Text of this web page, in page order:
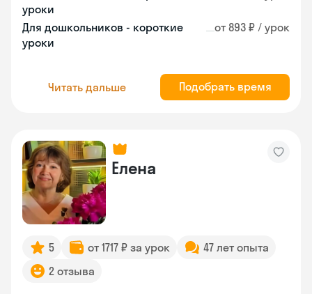
уроки
Для дошкольников - короткие
уроки
от 893 ₽ / урок
Читать дальше Подобрать время
Елена
5 от 1717 ₽ за урок
47 лет опыта
2 отзыва